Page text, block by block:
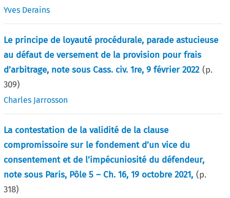
Yves Derains
Le principe de loyauté procédurale, parade astucieuse
au défaut de versement de la provision pour frais
d’arbitrage, note sous Cass. civ. 1re, 9 février 2022 (p.
309)
Charles Jarrosson
La contestation de la validité de la clause
compromissoire sur le fondement d’un vice du
consentement et de l’impécuniosité du défendeur,
note sous Paris, Pôle 5 – Ch. 16, 19 octobre 2021, (p.
318)